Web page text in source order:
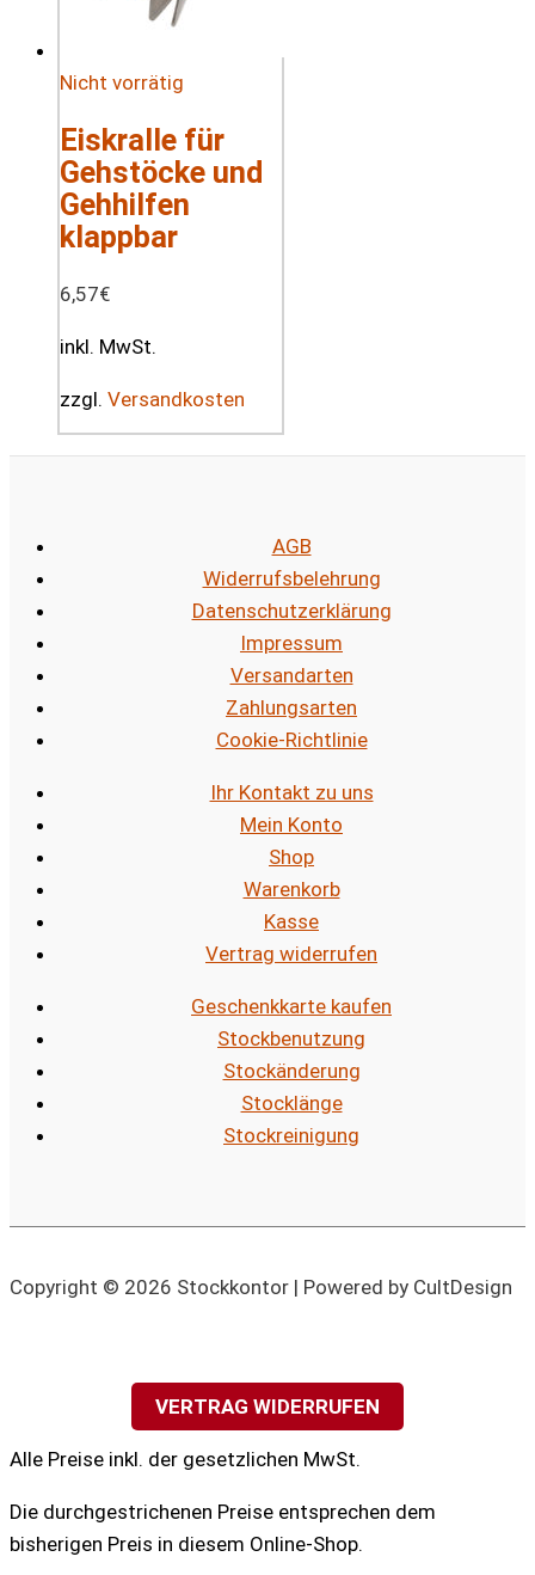
Nicht vorrätig
Eiskralle für
Gehstöcke und
Gehhilfen
klappbar
6,57€
inkl. MwSt.
zzgl. Versandkosten
AGB
Widerrufsbelehrung
Datenschutzerklärung
Impressum
Versandarten
Zahlungsarten
Cookie-Richtlinie
Ihr Kontakt zu uns
Mein Konto
Shop
Warenkorb
Kasse
Vertrag widerrufen
Geschenkkarte kaufen
Stockbenutzung
Stockänderung
Stocklänge
Stockreinigung
Copyright © 2026 Stockkontor | Powered by CultDesign
VERTRAG WIDERRUFEN
Alle Preise inkl. der gesetzlichen MwSt.
Die durchgestrichenen Preise entsprechen dem
bisherigen Preis in diesem Online-Shop.